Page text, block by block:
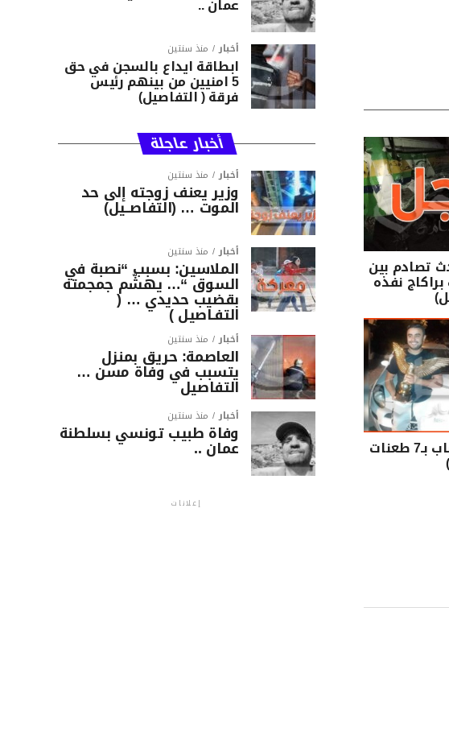
تصادم بين
نفذه
العاصمة: مقتل شاب بـ7 طعنات
عمان ..
أخبار منذ سنتين
ابطاقة ايداع بالسجن في حق
5 امنيين من بينهم رئيس
فرقة ( التفاصيل)
أخبار عاجلة
أخبار منذ سنتين
وزير يعنف زوجته إلى حد
الموت … (التفاصــيل)
أخبار منذ سنتين
الملاسين: بسبب “نصبة في
السوق “… يهشّم جمجمته
بقضيب حديدي … (
التفـاصيل )
أخبار منذ سنتين
العاصمة: حريق بمنزل
يتسبب في وفاة مسن …
التفاصيل
أخبار منذ سنتين
وفاة طبيب تونسي بسلطنة
عمان ..
إعلانات